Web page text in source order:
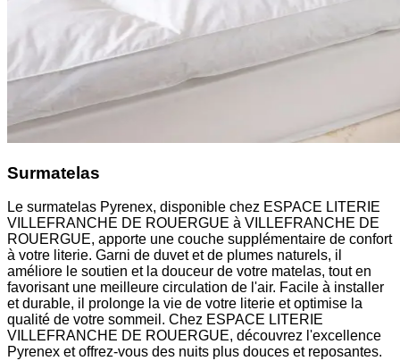
Surmatelas
Le surmatelas Pyrenex, disponible chez ESPACE LITERIE
VILLEFRANCHE DE ROUERGUE à VILLEFRANCHE DE
ROUERGUE, apporte une couche supplémentaire de confort
à votre literie. Garni de duvet et de plumes naturels, il
améliore le soutien et la douceur de votre matelas, tout en
favorisant une meilleure circulation de l'air. Facile à installer
et durable, il prolonge la vie de votre literie et optimise la
qualité de votre sommeil. Chez ESPACE LITERIE
VILLEFRANCHE DE ROUERGUE, découvrez l'excellence
Pyrenex et offrez-vous des nuits plus douces et reposantes.